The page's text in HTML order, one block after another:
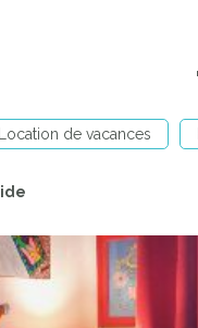
Location de vacances